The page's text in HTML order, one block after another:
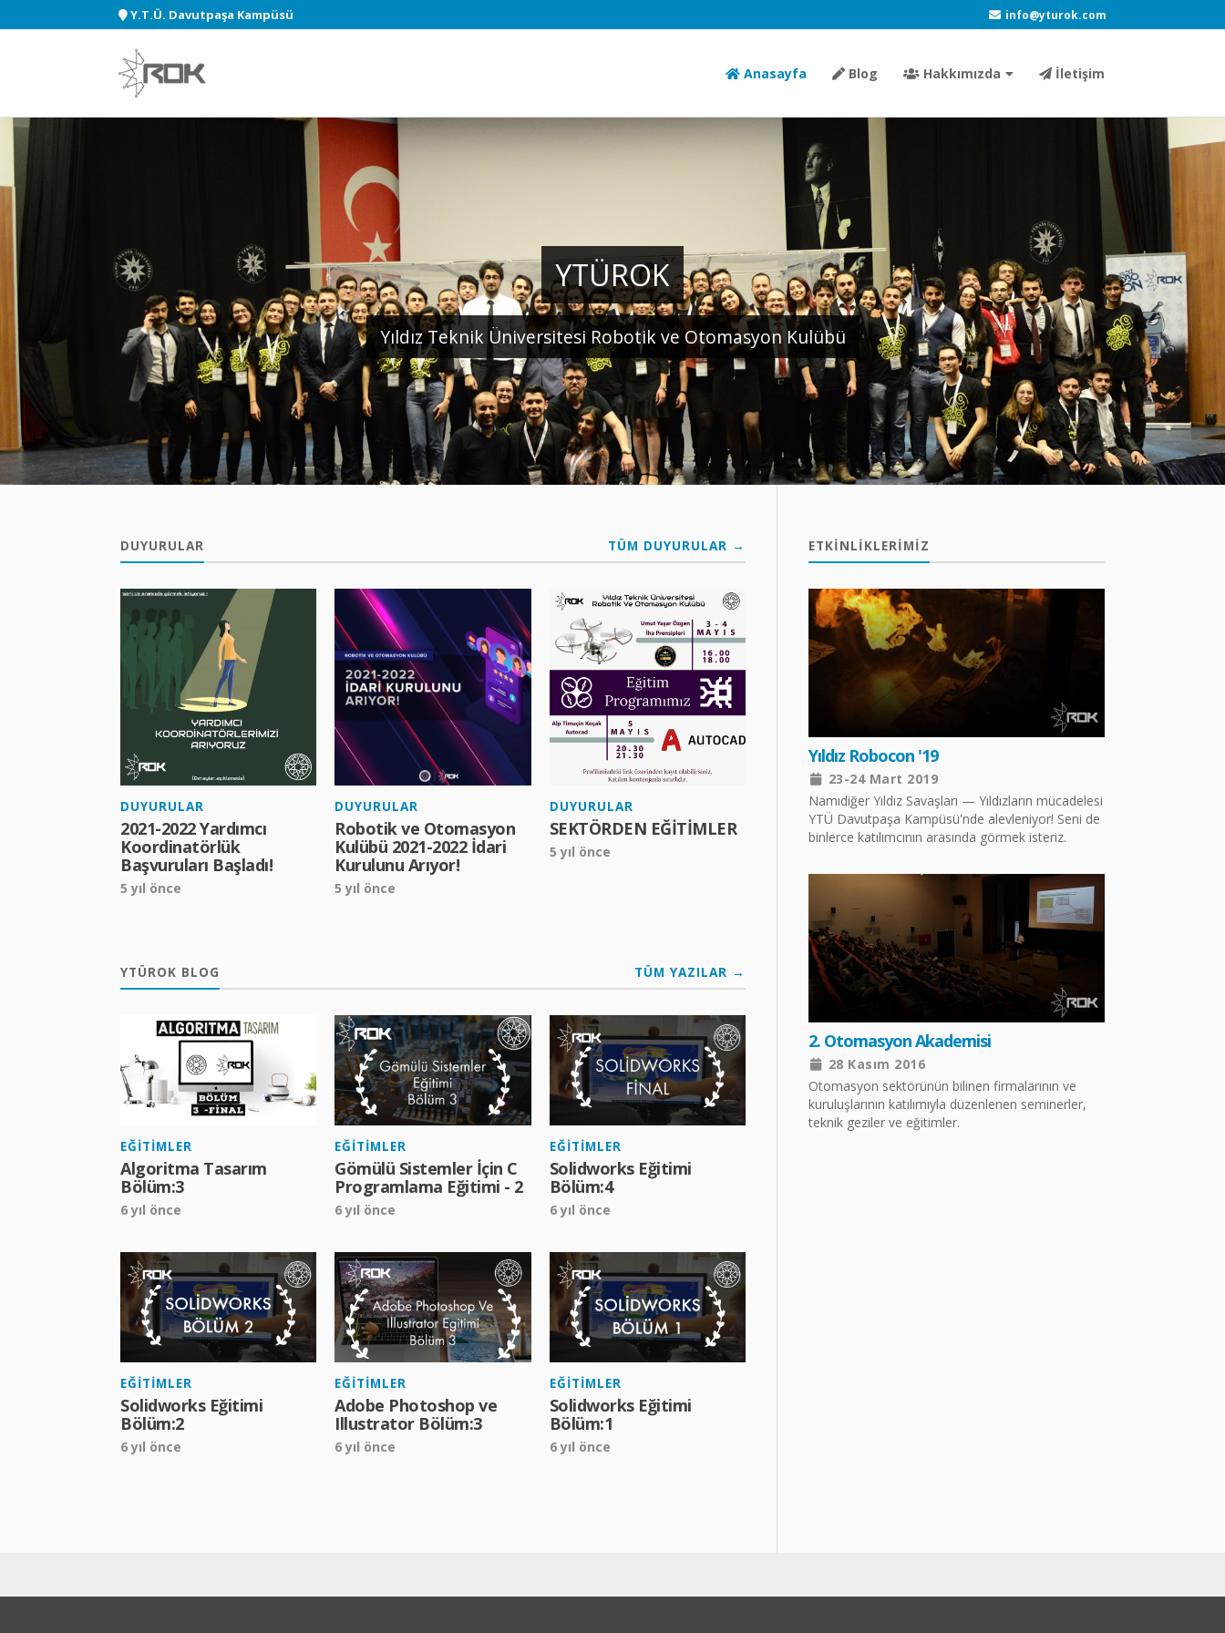
Y.T.Ü. Davutpaşa Kampüsü info@yturok.com
Anasayfa Blog Hakkımızda İletişim
YTÜROK
Yıldız Teknik Üniversitesi Robotik ve Otomasyon Kulübü
DUYURULAR TÜM DUYURULAR →
DUYURULAR
2021-2022 Yardımcı
Koordinatörlük
Başvuruları Başladı!
5 yıl önce
DUYURULAR
Robotik ve Otomasyon
Kulübü 2021-2022 İdari
Kurulunu Arıyor!
5 yıl önce
DUYURULAR
SEKTÖRDEN EĞİTİMLER
5 yıl önce
YTÜROK BLOG TÜM YAZILAR →
EĞITIMLER
Algoritma Tasarım
Bölüm:3
6 yıl önce
EĞITIMLER
Gömülü Sistemler İçin C
Programlama Eğitimi - 2
6 yıl önce
EĞITIMLER
Solidworks Eğitimi
Bölüm:4
6 yıl önce
EĞITIMLER
Solidworks Eğitimi
Bölüm:2
6 yıl önce
EĞITIMLER
Adobe Photoshop ve
Illustrator Bölüm:3
6 yıl önce
EĞITIMLER
Solidworks Eğitimi
Bölüm:1
6 yıl önce
ETKINLIKLERIMIZ
Yıldız Robocon '19
23-24 Mart 2019
Namıdiğer Yıldız Savaşları — Yıldızların mücadelesi
YTÜ Davutpaşa Kampüsü'nde alevleniyor! Seni de
binlerce katılımcının arasında görmek isteriz.
2. Otomasyon Akademisi
28 Kasım 2016
Otomasyon sektörünün bilinen firmalarının ve
kuruluşlarının katılımıyla düzenlenen seminerler,
teknik geziler ve eğitimler.